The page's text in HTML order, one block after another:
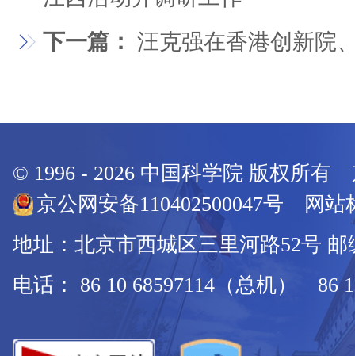
下一篇： 汪克强在香港创新院
© 1996 - 2026 中国科学院 版权所有
京公网安备110402500047号 网站
地址：北京市西城区三里河路52号 邮
电话： 86 10 68597114（总机） 86